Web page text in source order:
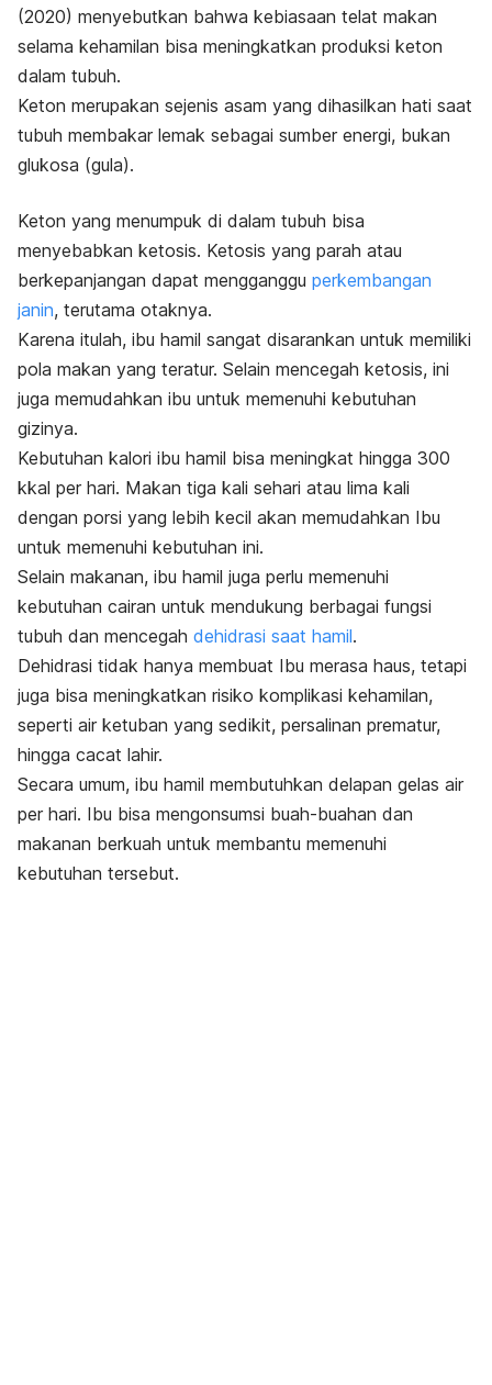
(2020) menyebutkan bahwa kebiasaan telat makan
selama kehamilan bisa meningkatkan produksi keton
dalam tubuh.
Keton merupakan sejenis asam yang dihasilkan hati saat
tubuh membakar lemak sebagai sumber energi, bukan
glukosa (gula).
Keton yang menumpuk di dalam tubuh bisa
menyebabkan ketosis. Ketosis yang parah atau
berkepanjangan dapat mengganggu perkembangan
janin, terutama otaknya.
Karena itulah, ibu hamil sangat disarankan untuk memiliki
pola makan yang teratur. Selain mencegah ketosis, ini
juga memudahkan ibu untuk memenuhi kebutuhan
gizinya.
Kebutuhan kalori ibu hamil bisa meningkat hingga 300
kkal per hari. Makan tiga kali sehari atau lima kali
dengan porsi yang lebih kecil akan memudahkan Ibu
untuk memenuhi kebutuhan ini.
Selain makanan, ibu hamil juga perlu memenuhi
kebutuhan cairan untuk mendukung berbagai fungsi
tubuh dan mencegah dehidrasi saat hamil.
Dehidrasi tidak hanya membuat Ibu merasa haus, tetapi
juga bisa meningkatkan risiko komplikasi kehamilan,
seperti air ketuban yang sedikit, persalinan prematur,
hingga cacat lahir.
Secara umum, ibu hamil membutuhkan delapan gelas air
per hari. Ibu bisa mengonsumsi buah-buahan dan
makanan berkuah untuk membantu memenuhi
kebutuhan tersebut.